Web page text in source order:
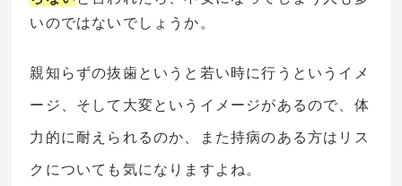
いのではないでしょうか。
親知らずの抜歯というと若い時に行うというイメ
ージ、そして大変というイメージがあるので、体
力的に耐えられるのか、また持病のある方はリス
クについても気になりますよね。